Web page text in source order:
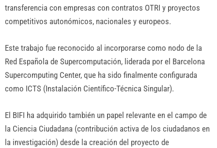
transferencia con empresas con contratos OTRI y proyectos
competitivos autonómicos, nacionales y europeos.
Este trabajo fue reconocido al incorporarse como nodo de la
Red Española de Supercomputación, liderada por el Barcelona
Supercomputing Center, que ha sido finalmente configurada
como ICTS (Instalación Científico-Técnica Singular).
El BIFI ha adquirido también un papel relevante en el campo de
la Ciencia Ciudadana (contribución activa de los ciudadanos en
la investigación) desde la creación del proyecto de